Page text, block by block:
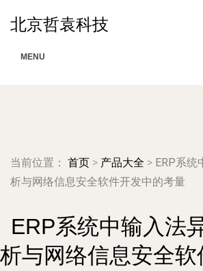
北京哲袁科技
MENU
当前位置： 首页 > 产品大全 > ERP系统
析与网络信息安全软件开发中的考量
ERP系统中输入法
析与网络信息安全软